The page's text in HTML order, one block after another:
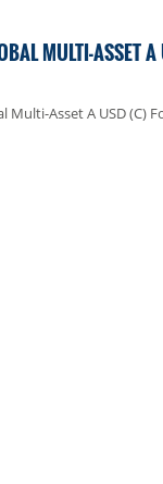
MULTI-ASSET